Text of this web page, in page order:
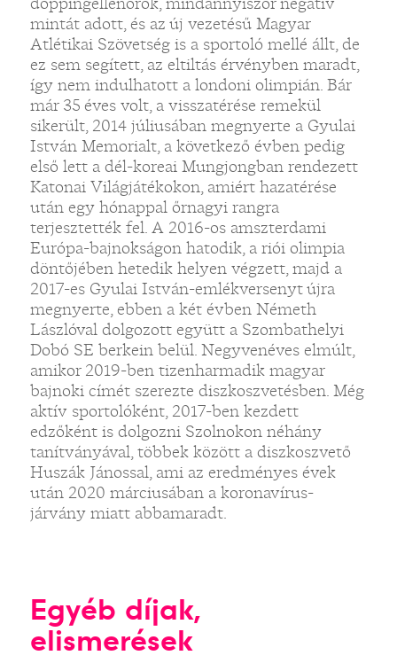
mintát adott, és az új vezetésű Magyar
Atlétikai Szövetség is a sportoló mellé állt, de
ez sem segített, az eltiltás érvényben maradt,
így nem indulhatott a londoni olimpián. Bár
már 35 éves volt, a visszatérése remekül
sikerült, 2014 júliusában megnyerte a Gyulai
István Memorialt, a következő évben pedig
első lett a dél-koreai Mungjongban rendezett
Katonai Világjátékokon, amiért hazatérése
után egy hónappal őrnagyi rangra
terjesztették fel. A 2016-os amszterdami
Európa-bajnokságon hatodik, a riói olimpia
döntőjében hetedik helyen végzett, majd a
2017-es Gyulai István-emlékversenyt újra
megnyerte, ebben a két évben Németh
Lászlóval dolgozott együtt a Szombathelyi
Dobó SE berkein belül. Negyvenéves elmúlt,
amikor 2019-ben tizenharmadik magyar
bajnoki címét szerezte diszkoszvetésben. Még
aktív sportolóként, 2017-ben kezdett
edzőként is dolgozni Szolnokon néhány
tanítványával, többek között a diszkoszvető
Huszák Jánossal, ami az eredményes évek
után 2020 márciusában a koronavírus-
járvány miatt abbamaradt.
Egyéb díjak,
elismerések